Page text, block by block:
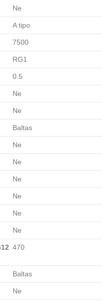
Ne
A tipo
7500
RG1
0.5
Ne
Ne
Baltas
Ne
Ne
Ne
Ne
Ne
Ne
470
Baltas
Ne